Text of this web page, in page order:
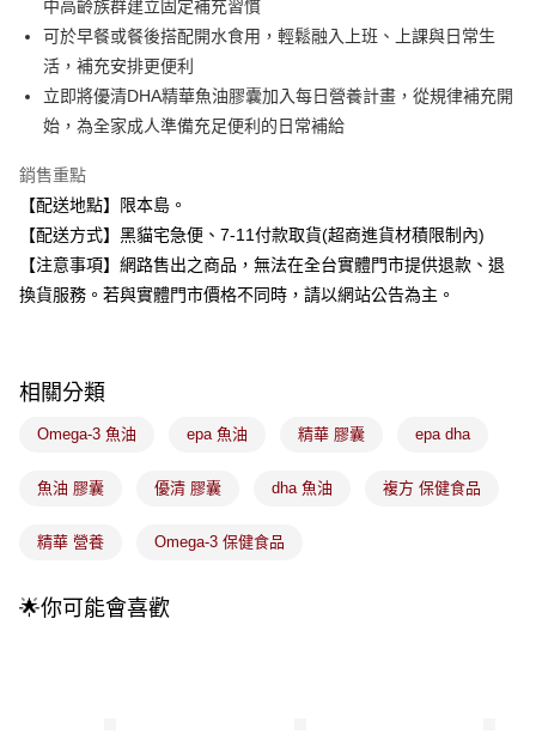
【繳款方式說明】
1.分期款項不併入電信帳單，「大哥付你分期」於每月結算日後寄送繳費提
醒簡訊。
2.透過簡訊連結打開帳單後，可選擇「超商條碼／台灣大直營門市／銀行轉
帳／街口支付／iPASS MONEY」等通路繳費。
用戶於交易時，得透過本服務購買商品或服務，並由商店將買賣／分期付款
買賣價金債權讓與本公司後，依約使用本公司帳單繳交帳款。
2.基於同意付款使用「大哥付你分期」之契約關係目的，商店將以您的個人
資料（包含姓名、電話或地址）提供予台灣大哥大進項蒐集、處理及利用，
由本公司與您本人進行分期帳單所需資料之確認、核對及更正。
3.完整用戶服務條款，請詳閱以下連結：https://oppay.tw/userRule
付款後全家取貨
每筆NT$100，滿NT$899(含以上)免運費
7-11取貨付款
每筆NT$100，滿NT$899(含以上)免運費
付款後7-11取貨
每筆NT$100，滿NT$899(含以上)免運費
宅配
每筆NT$100，滿NT$899(含以上)免運費
付款後門市自取
每筆NT$100，滿NT$399(含以上)免運費
中高齡族群建立固定補充習慣
可於早餐或餐後搭配開水食用，輕鬆融入上班、上課與日常生
活，補充安排更便利
立即將優清DHA精華魚油膠囊加入每日營養計畫，從規律補充開
始，為全家成人準備充足便利的日常補給
銷售重點
【配送地點】限本島。
【配送方式】黑貓宅急便、7-11付款取貨(超商進貨材積限制內)
【注意事項】網路售出之商品，無法在全台實體門市提供退款、退
換貨服務。若與實體門市價格不同時，請以網站公告為主。
相關分類
Omega-3 魚油 epa 魚油 精華 膠囊 epa dha
魚油 膠囊 優清 膠囊 dha 魚油 複方 保健食品
精華 營養 Omega-3 保健食品
🌟你可能會喜歡